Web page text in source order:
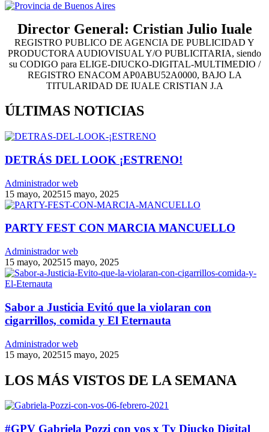
Director General: Cristian Julio Iuale
REGISTRO PUBLICO DE AGENCIA DE PUBLICIDAD Y
PRODUCTORA AUDIOVISUAL Y/O PUBLICITARIA, siendo
su CODIGO para ELIGE-DIUCKO-DIGITAL-MULTIMEDIO /
REGISTRO ENACOM AP0ABU52A0000, BAJO LA
TITULARIDAD DE IUALE CRISTIAN J.A
ÚLTIMAS NOTICIAS
DETRÁS DEL LOOK ¡ESTRENO!
Administrador web
15 mayo, 202515 mayo, 2025
PARTY FEST CON MARCIA MANCUELLO
Administrador web
15 mayo, 202515 mayo, 2025
Sabor a Justicia Evitó que la violaran con
cigarrillos, comida y El Eternauta
Administrador web
15 mayo, 202515 mayo, 2025
LOS MÁS VISTOS DE LA SEMANA
#GPV Gabriela Pozzi con vos x Tv Diucko Digital